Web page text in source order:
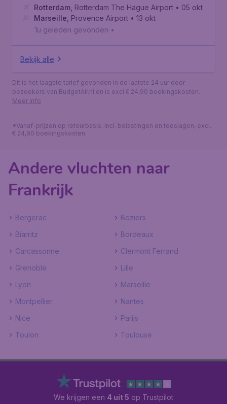
Rotterdam Rotterdam The Hague Airport • 05 okt
Marseille Provence Airport • 13 okt
1u geleden gevonden •
Bekijk alle
Dit is het laagste tarief gevonden in de laatste 24 uur door
bezoekers van BudgetAir.nl en is excl € 24,90 boekingskosten.
Meer info
*Vanaf-prijzen op retourbasis, incl. belastingen en toeslagen, excl.
€ 24,90 boekingskosten.
Andere vluchten naar
Frankrijk
Bergerac
Beziers
Biarritz
Bordeaux
Carcassonne
Clermont Ferrand
Grenoble
Lille
Lyon
Marseille
Montpellier
Nantes
Nice
Parijs
Toulon
Toulouse
We krijgen een 4 uit 5 op Trustpilot